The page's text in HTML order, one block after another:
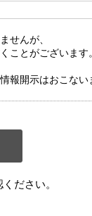
せんが、
ことがございます。
報開示はおこない
ださい。